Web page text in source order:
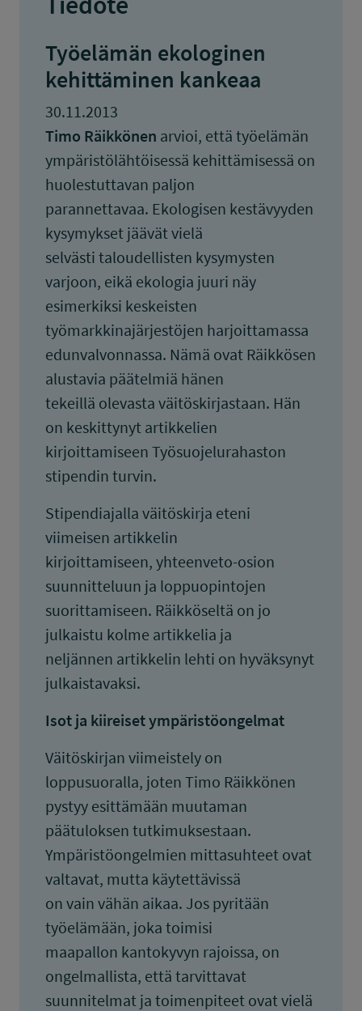
Työelämän ekologinen
kehittäminen kankeaa
30.11.2013
Timo Räikkönen arvioi, että työelämän
ympäristölähtöisessä kehittämisessä on
huolestuttavan paljon
parannettavaa. Ekologisen kestävyyden
kysymykset jäävät vielä
selvästi taloudellisten kysymysten
varjoon, eikä ekologia juuri näy
esimerkiksi keskeisten
työmarkkinajärjestöjen harjoittamassa
edunvalvonnassa. Nämä ovat Räikkösen
alustavia päätelmiä hänen
tekeillä olevasta väitöskirjastaan. Hän
on keskittynyt artikkelien
kirjoittamiseen Työsuojelurahaston
stipendin turvin.
Stipendiajalla väitöskirja eteni
viimeisen artikkelin
kirjoittamiseen, yhteenveto-osion
suunnitteluun ja loppuopintojen
suorittamiseen. Räikköseltä on jo
julkaistu kolme artikkelia ja
neljännen artikkelin lehti on hyväksynyt
julkaistavaksi.
Isot ja kiireiset ympäristöongelmat
Väitöskirjan viimeistely on
loppusuoralla, joten Timo Räikkönen
pystyy esittämään muutaman
päätuloksen tutkimuksestaan.
Ympäristöongelmien mittasuhteet ovat
valtavat, mutta käytettävissä
on vain vähän aikaa. Jos pyritään
työelämään, joka toimisi
maapallon kantokyvyn rajoissa, on
ongelmallista, että tarvittavat
suunnitelmat ja toimenpiteet ovat vielä